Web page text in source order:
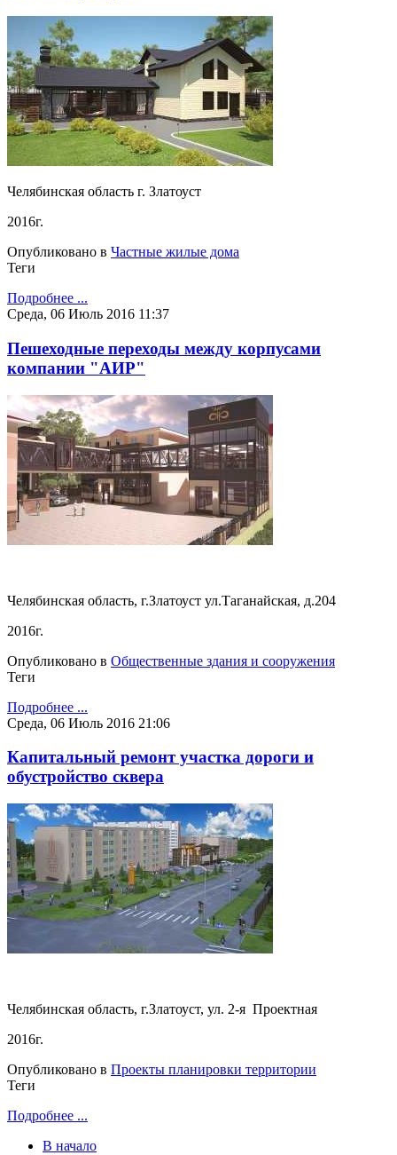
Челябинская область г. Златоуст
2016г.
Опубликовано в Частные жилые дома
Теги
Подробнее ...
Среда, 06 Июль 2016 11:37
Пешеходные переходы между корпусами
компании "АИР"
Челябинская область, г.Златоуст ул.Таганайская, д.204
2016г.
Опубликовано в Общественные здания и сооружения
Теги
Подробнее ...
Среда, 06 Июль 2016 21:06
Капитальный ремонт участка дороги и
обустройство сквера
Челябинская область, г.Златоуст, ул. 2-я Проектная
2016г.
Опубликовано в Проекты планировки территории
Теги
Подробнее ...
В начало